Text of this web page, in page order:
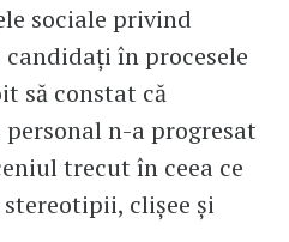
sociale privind
în procesele
să constat că
n-a progresat
trecut în ceea ce
clișee și